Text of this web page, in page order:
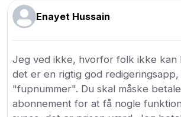
Enayet Hussain
Jeg ved ikke, hvorfor folk ikke kan
det er en rigtig god
"fupnummer". Du skal måske
abonnement for at få nogle